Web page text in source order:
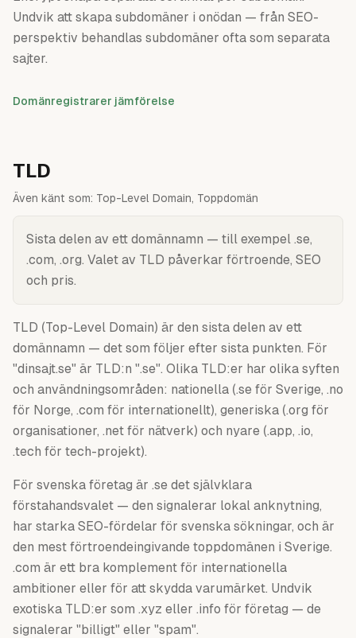
Undvik att skapa subdomäner i onödan — från SEO-
perspektiv behandlas subdomäner ofta som separata
sajter.
Domänregistrarer jämförelse
TLD
Även känt som: Top-Level Domain, Toppdomän
Sista delen av ett domännamn — till exempel .se,
.com, .org. Valet av TLD påverkar förtroende, SEO
och pris.
TLD (Top-Level Domain) är den sista delen av ett
domännamn — det som följer efter sista punkten. För
"dinsajt.se" är TLD:n ".se". Olika TLD:er har olika syften
och användningsområden: nationella (.se för Sverige, .no
för Norge, .com för internationellt), generiska (.org för
organisationer, .net för nätverk) och nyare (.app, .io,
.tech för tech-projekt).
För svenska företag är .se det självklara
förstahandsvalet — den signalerar lokal anknytning,
har starka SEO-fördelar för svenska sökningar, och är
den mest förtroendeingivande toppdomänen i Sverige.
.com är ett bra komplement för internationella
ambitioner eller för att skydda varumärket. Undvik
exotiska TLD:er som .xyz eller .info för företag — de
signalerar "billigt" eller "spam".